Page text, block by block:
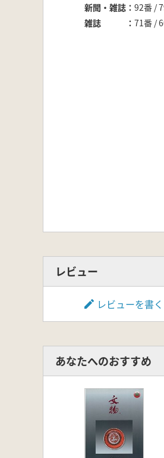
新聞・雑誌
92番 /
雑誌
71番 /
レビュー
レビューを書く
あなたへのおすすめ